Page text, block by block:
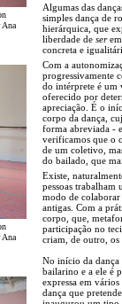
Ana
Ana
Algumas das
simples dança de
hierárquica, que
liberdade de ser
concreta e
Com a
progressivamente
do intérprete é um
oferecido por
apreciação. É o
corpo da dança,
forma abreviada -
verificamos que o
de um coletivo,
do bailado, que
Existe,
pessoas trabalham
modo de colaborar
antigas. Com a
corpo, que,
participação no
criam, de outro, os
No início da
bailarino e a ele é
expressa em
dança que